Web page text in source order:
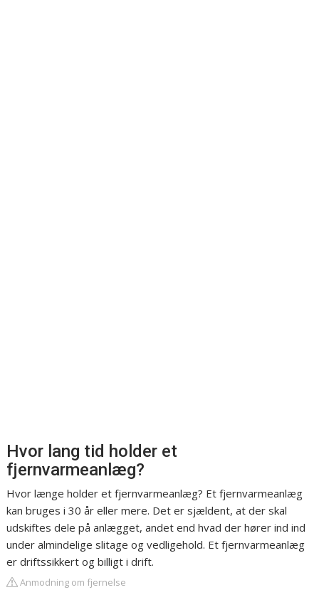
Hvor lang tid holder et
fjernvarmeanlæg?
Hvor længe holder et fjernvarmeanlæg? Et fjernvarmeanlæg
kan bruges i 30 år eller mere. Det er sjældent, at der skal
udskiftes dele på anlægget, andet end hvad der hører ind ind
under almindelige slitage og vedligehold. Et fjernvarmeanlæg
er driftssikkert og billigt i drift.
Anmodning om fjernelse